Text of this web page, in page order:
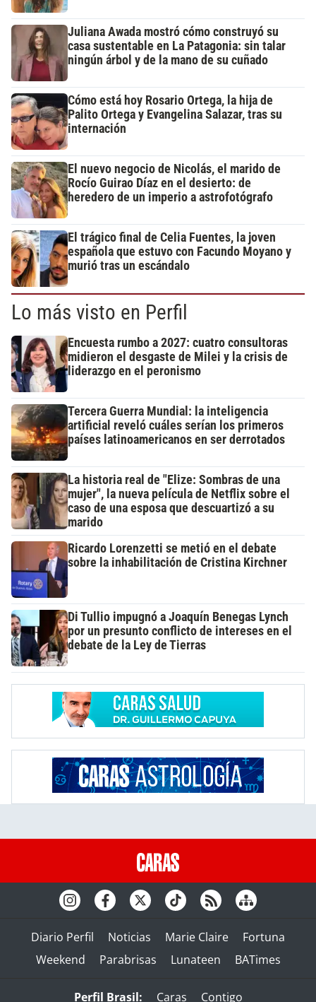
Juliana Awada mostró cómo construyó su
casa sustentable en La Patagonia: sin talar
ningún árbol y de la mano de su cuñado
Cómo está hoy Rosario Ortega, la hija de
Palito Ortega y Evangelina Salazar, tras su
internación
El nuevo negocio de Nicolás, el marido de
Rocío Guirao Díaz en el desierto: de
heredero de un imperio a astrofotógrafo
El trágico final de Celia Fuentes, la joven
española que estuvo con Facundo Moyano y
murió tras un escándalo
Lo más visto en Perfil
Encuesta rumbo a 2027: cuatro consultoras
midieron el desgaste de Milei y la crisis de
liderazgo en el peronismo
Tercera Guerra Mundial: la inteligencia
artificial reveló cuáles serían los primeros
países latinoamericanos en ser derrotados
La historia real de "Elize: Sombras de una
mujer", la nueva película de Netflix sobre el
caso de una esposa que descuartizó a su
marido
Ricardo Lorenzetti se metió en el debate
sobre la inhabilitación de Cristina Kirchner
Di Tullio impugnó a Joaquín Benegas Lynch
por un presunto conflicto de intereses en el
debate de la Ley de Tierras
Diario Perfil Noticias Marie Claire
Fortuna
Weekend
Parabrisas Lunateen BATimes
Perfil Brasil: Caras Contigo